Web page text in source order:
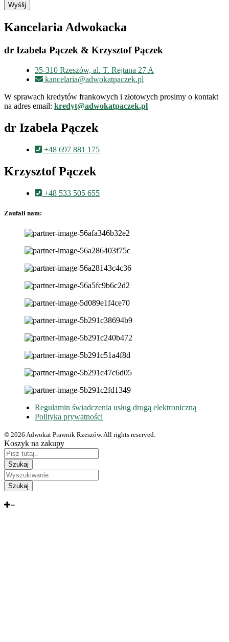
Wyślij
Kancelaria Adwokacka
dr Izabela Pączek & Krzysztof Pączek
35-310 Rzeszów, al. T. Rejtana 27 A
kancelaria@adwokatpaczek.pl
W sprawach kredytów frankowych i złotowych prosimy o kontakt
na adres email: kredyt@adwokatpaczek.pl
dr Izabela Pączek
+48 697 881 175
Krzysztof Pączek
+48 533 505 655
Zaufali nam:
Regulamin świadczenia usług drogą elektroniczną
Polityka prywatności
© 2026 Adwokat Prawnik Rzeszów. All rights reserved.
Koszyk na zakupy